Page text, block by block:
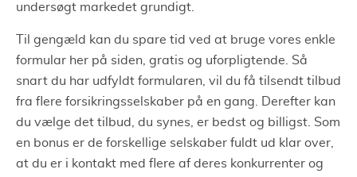
undersøgt markedet grundigt.
Til gengæld kan du spare tid ved at bruge vores enkle
formular her på siden, gratis og uforpligtende. Så
snart du har udfyldt formularen, vil du få tilsendt tilbud
fra flere forsikringsselskaber på en gang. Derefter kan
du vælge det tilbud, du synes, er bedst og billigst. Som
en bonus er de forskellige selskaber fuldt ud klar over,
at du er i kontakt med flere af deres konkurrenter og